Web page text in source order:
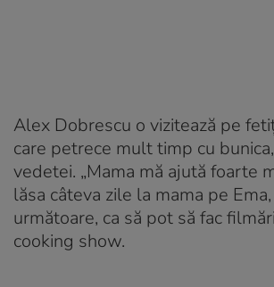
Alex Dobrescu o vizitează pe
care petrece mult timp cu
vedetei. „Mama mă ajută foarte
lăsa câteva zile la mama pe
următoare, ca să pot să fac
cooking show.